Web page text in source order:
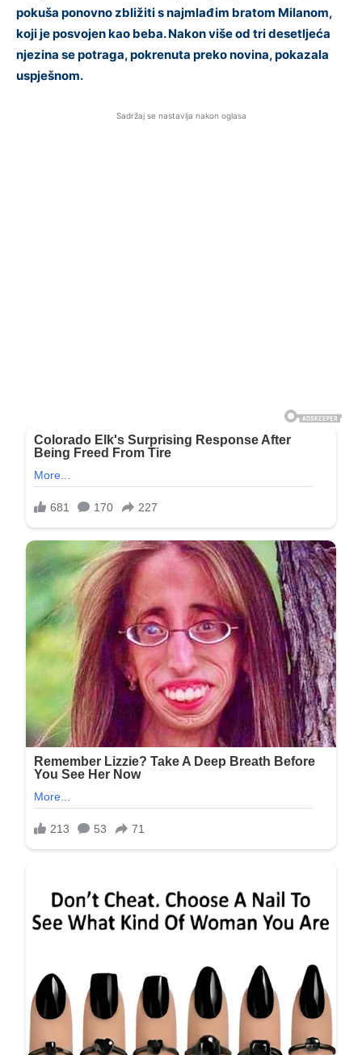
pokuša ponovno zbližiti s najmlađim bratom Milanom,
koji je posvojen kao beba. Nakon više od tri desetljeća
njezina se potraga, pokrenuta preko novina, pokazala
uspješnom.
Sadržaj se nastavlja nakon oglasa